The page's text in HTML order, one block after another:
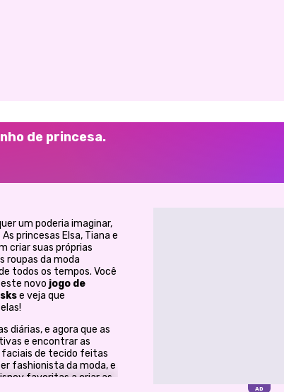
de princesa.
um poderia imaginar,
princesas Elsa, Tiana e
criar suas próprias
roupas da moda
todos os tempos. Você
novo jogo de
e veja que
diárias, e agora que as
e encontrar as
faciais de tecido feitas
fashionista da moda, e
favoritas a criar as